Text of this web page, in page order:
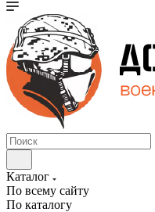
Каталог
По всему сайту
По каталогу